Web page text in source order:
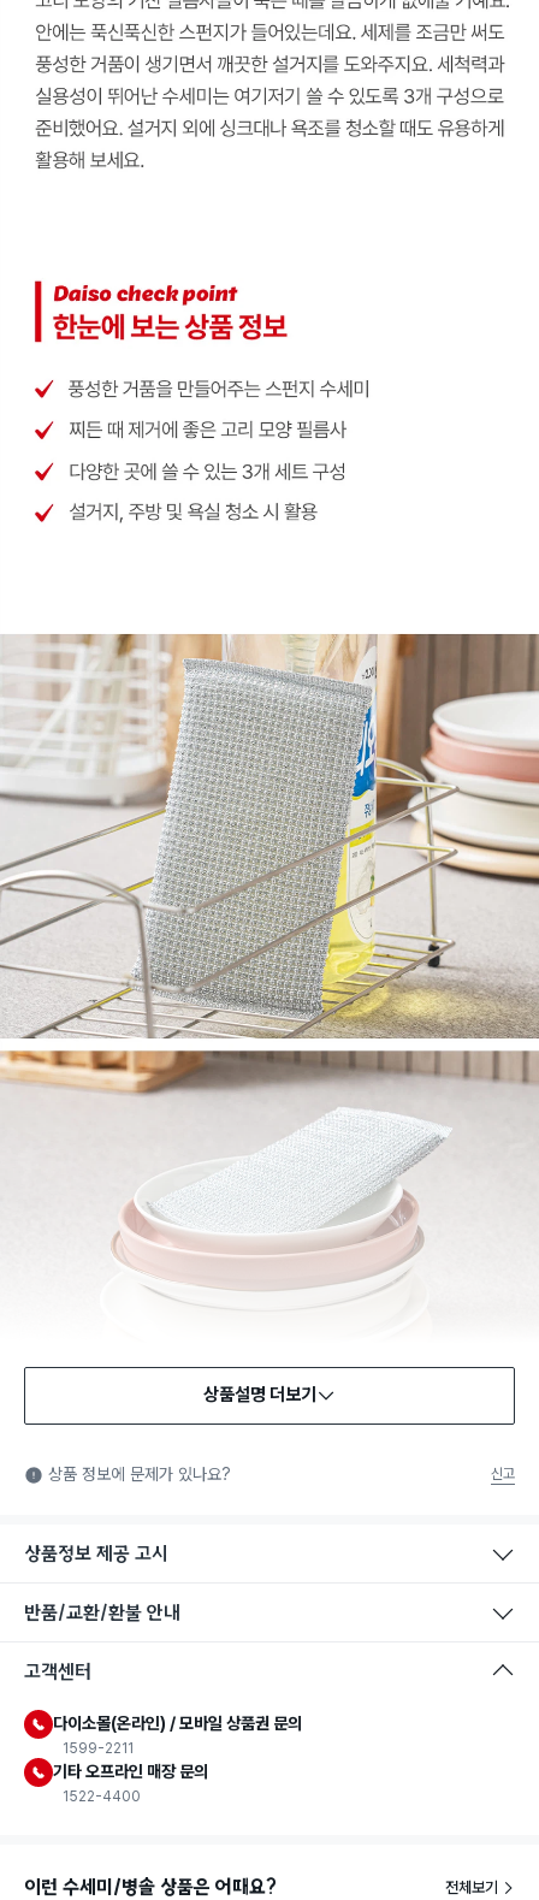
상품설명 더보기
상품 정보에 문제가 있나요? 신고
상품정보 제공 고시
반품/교환/환불 안내
고객센터
다이소몰(온라인) / 모바일 상품권 문의
1599-2211
기타 오프라인 매장 문의
1522-4400
이런 수세미/병솔 상품은 어때요? 전체보기